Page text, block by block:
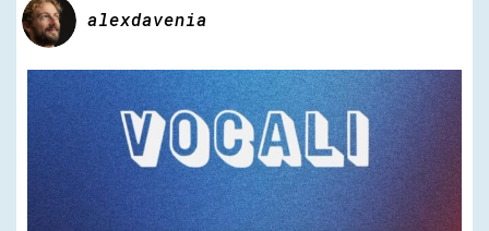
alexdavenia